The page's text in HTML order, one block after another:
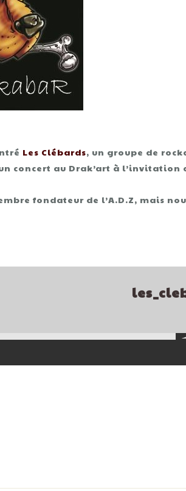
Les Clébards, un groupe de
concert au Drak’art à l’invitation
fondateur de l’A.D.Z, mais